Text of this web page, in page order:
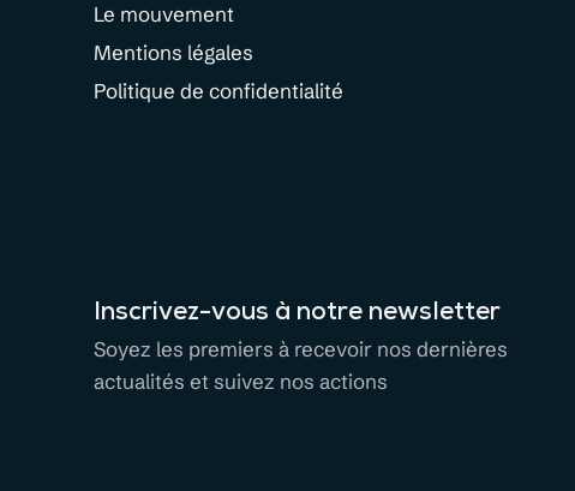
Le mouvement
Mentions légales
Politique de confidentialité
Inscrivez-vous à notre newsletter
Soyez les premiers à recevoir nos dernières
actualités et suivez nos actions